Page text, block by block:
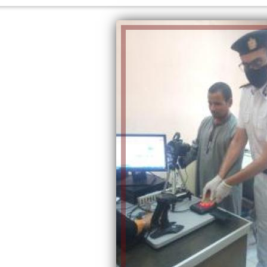
الكاتبة إلهام شرشر تهنئ الرئيس
السيسي بعيد ميلاده وتُشيد بجهوده